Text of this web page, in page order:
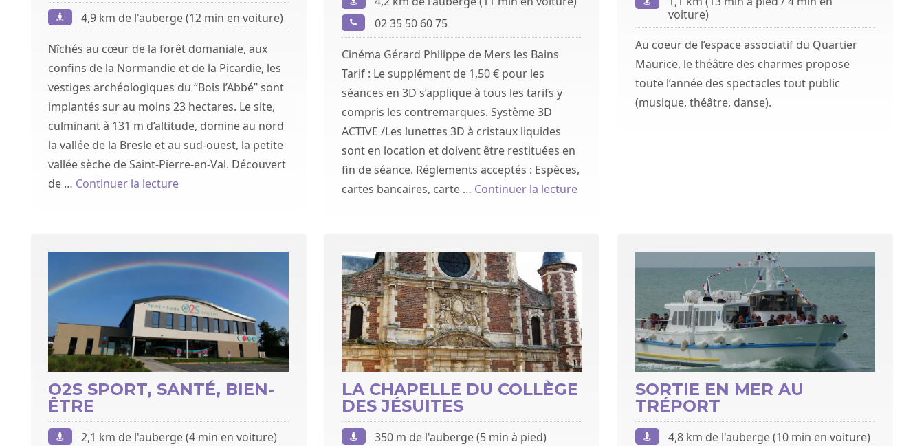
4,9 km de l'auberge (12 min en voiture)
Nîchés au cœur de la forêt domaniale, aux
confins de la Normandie et de la Picardie, les
vestiges archéologiques du “Bois l’Abbé” sont
implantés sur au moins 23 hectares. Le site,
culminant à 131 m d’altitude, domine au nord
la vallée de la Bresle et au sud-ouest, la petite
vallée sèche de Saint-Pierre-en-Val. Découvert
de … Continuer la lecturede « Site archéologique du bois l’abbé : Briga »
02 35 50 60 75
Cinéma Gérard Philippe de Mers les Bains
Tarif : Le supplément de 1,50 € pour les
séances en 3D s’applique à tous les tarifs y
compris les contremarques. Système 3D
ACTIVE /Les lunettes 3D à cristaux liquides
sont en location et doivent être restituées en
fin de séance. Réglements acceptés : Espèces,
cartes bancaires, carte … Continuer la lecturede « Cinéma Gérard-Philippe »
voiture)
Au coeur de l’espace associatif du Quartier
Maurice, le théâtre des charmes propose
toute l’année des spectacles tout public
(musique, théâtre, danse).
O2S SPORT, SANTÉ, BIEN-
ÊTRE
2,1 km de l'auberge (4 min en voiture)
LA CHAPELLE DU COLLÈGE
DES JÉSUITES
350 m de l'auberge (5 min à pied)
SORTIE EN MER AU
TRÉPORT
4,8 km de l'auberge (10 min en voiture)